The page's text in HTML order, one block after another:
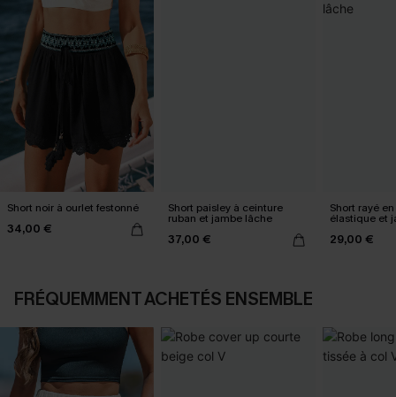
Short noir à ourlet festonné
34,00 €
Short paisley à ceinture
ruban et jambe lâche
37,00 €
Short rayé
élastique et
29,00 €
FRÉQUEMMENT ACHETÉS ENSEMBLE